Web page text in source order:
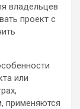
владельцев
проект с
или
применяются